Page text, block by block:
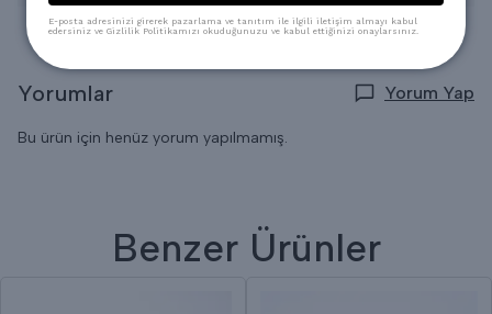
Yorumlar Yorum Yap
Bu ürün için henüz yorum yapılmamış.
Benzer Ürünler
E-posta adresinizi girerek pazarlama ve tanıtım ile ilgili iletişim almayı kabul
edersiniz ve Gizlilik Politikamızı okuduğunuzu ve kabul ettiğinizi onaylarsınız.